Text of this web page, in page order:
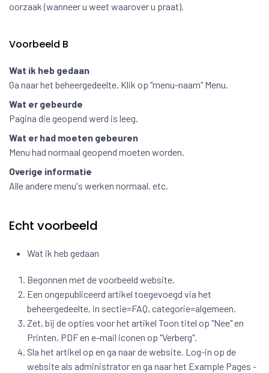
oorzaak (wanneer u weet waarover u praat).
Voorbeeld B
Wat ik heb gedaan
Ga naar het beheergedeelte. Klik op "menu-naam" Menu.
Wat er gebeurde
Pagina die geopend werd is leeg.
Wat er had moeten gebeuren
Menu had normaal geopend moeten worden.
Overige informatie
Alle andere menu's werken normaal. etc.
Echt voorbeeld
Wat ik heb gedaan
Begonnen met de voorbeeld website.
Een ongepubliceerd artikel toegevoegd via het
beheergedeelte, in sectie=FAQ, categorie=algemeen.
Zet, bij de opties voor het artikel Toon titel op "Nee" en
Printen, PDF en e-mail iconen op "Verberg".
Sla het artikel op en ga naar de website. Log-in op de
website als administrator en ga naar het Example Pages -